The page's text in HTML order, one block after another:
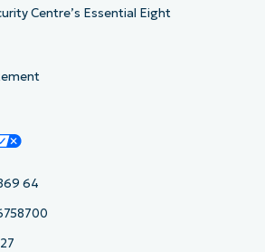
Centre’s Essential Eight
64